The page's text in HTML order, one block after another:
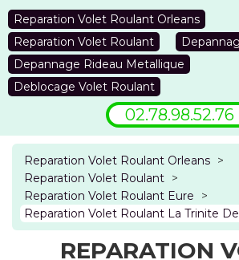
Reparation Volet Roulant Orleans
Reparation Volet Roulant
Depannage Rideau Metallique
Deblocage Volet Roulant
02.78.98.52.76
Reparation Volet Roulant Orleans >
Reparation Volet Roulant >
Reparation Volet Roulant Eure
>
Reparation Volet Roulant La Trinite
REPARATION